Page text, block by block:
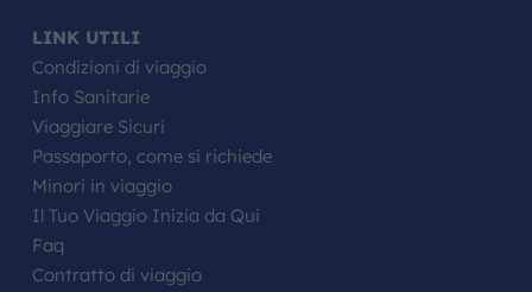
LINK UTILI
Condizioni di viaggio
Info Sanitarie
Viaggiare Sicuri
Passaporto, come si richiede
Minori in viaggio
Il Tuo Viaggio Inizia da Qui
Faq
Contratto di viaggio